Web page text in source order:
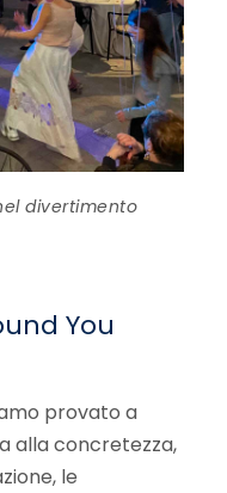
divertimento
You
provato a
alla concretezza,
le